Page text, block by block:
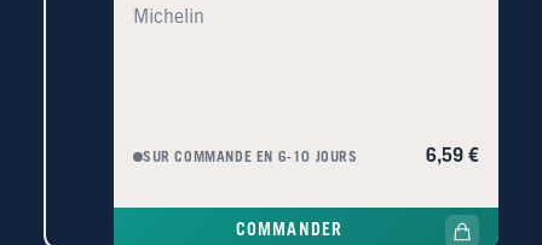
Michelin
SUR COMMANDE EN 6-10 JOURS 6,59 €
COMMANDER